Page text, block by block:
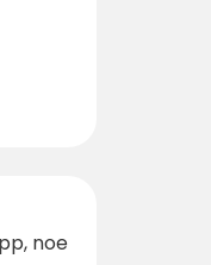
noe